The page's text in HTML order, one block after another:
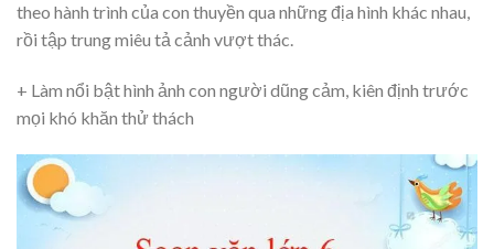
theo hành trình của con thuyền qua những địa hình khác nhau,
rồi tập trung miêu tả cảnh vượt thác.
+ Làm nổi bật hình ảnh con người dũng cảm, kiên định trước
mọi khó khăn thử thách